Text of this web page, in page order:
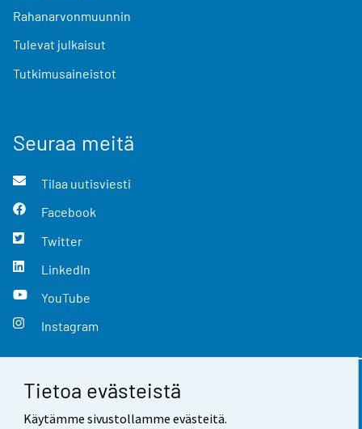
Tietoa evästeistä
Käytämme sivustollamme evästeitä.
Rahanarvonmuunnin
Tulevat julkaisut
Tutkimusaineistot
Seuraa meitä
Tilaa uutisviesti
Facebook
Twitter
LinkedIn
YouTube
Instagram
Yhteystiedot